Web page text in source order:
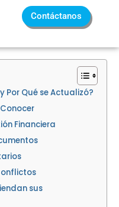
Contáctanos
Por Qué se Actualizó?
Financiera
sus